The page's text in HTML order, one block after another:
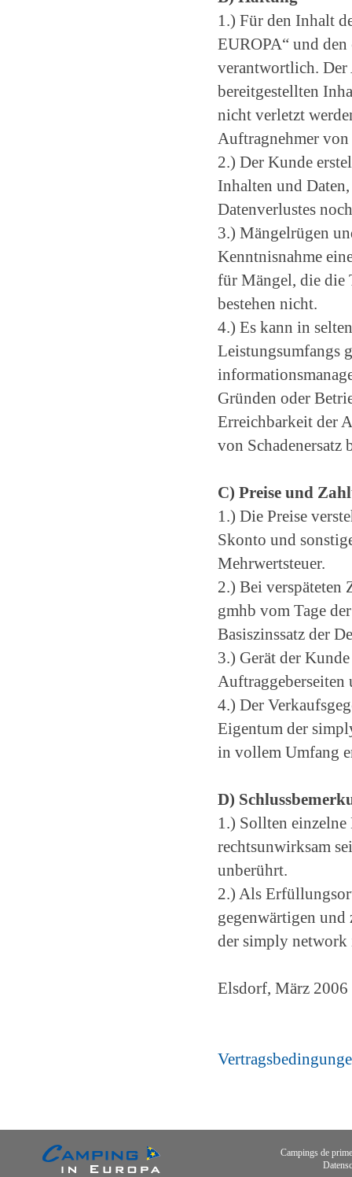
1.) Für den Inhalt
EUROPA“ und
verantwortlich. Der
bereitgestellten
nicht verletzt
Auftragnehmer
2.) Der Kunde
Inhalten und
Datenverlustes
3.) Mängelrügen
Kenntnisnahme
für Mängel, die die
bestehen nicht.
4.) Es kann in
Leistungsumfangs
Gründen oder
Erreichbarkeit der
von Schadenersatz
C) Preise und
1.) Die Preise
Skonto und
Mehrwertsteuer.
2.) Bei verspäteten
gmhb vom Tage
Basiszinssatz der
3.) Gerät der
Auftraggeberseiten
4.) Der
Eigentum der
in vollem Umfang
D)
1.) Sollten einzelne
rechtsunwirksam
unberührt.
2.) Als
gegenwärtigen
der simply network
Elsdorf, März 2006
Campings de